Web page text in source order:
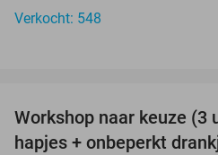
Verkocht: 548
Workshop naar keuze (3
hapjes + onbeperkt